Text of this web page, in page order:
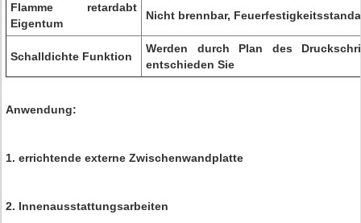
Flamme retardabt
Eigentum
Nicht brennbar,
Schalldichte Funktion
Werden durch Plan des
entschieden Sie
Anwendung:
1. errichtende externe Zwischenwandplatte
2. Innenausstattungsarbeiten